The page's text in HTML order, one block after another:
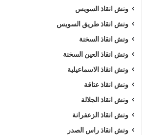
ونش انقاذ السويس
ونش انقاذ طريق السويس
ونش انقاذ السخنة
ونش انقاذ العين السخنة
ونش انقاذ الاسماعيلية
ونش انقاذ عتاقة
ونش انقاذ الجلالة
ونش انقاذ الزعفرانة
ونش انقاذ راس الصدر